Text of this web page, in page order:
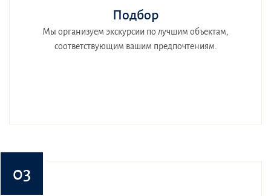
Подбор
Мы организуем экскурсии по лучшим объектам,
соответствующим вашим предпочтениям.
03